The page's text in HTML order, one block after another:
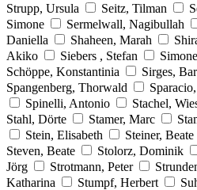
Strupp, Ursula
Seitz, Tilman
Simone
Sermelwall, Nagibullah
Daniella
Shaheen, Marah
Akiko
Siebers , Stefan
Schöppe, Konstantinia
Sirges,
Spangenberg, Thorwald
Spinelli, Antonio
Stachel,
Stahl, Dörte
Stamer, Marc
Stein, Elisabeth
Steiner, Beate
Steven, Beate
Stolorz, Dominik
Jörg
Strotmann, Peter
Katharina
Stumpf, Herbert